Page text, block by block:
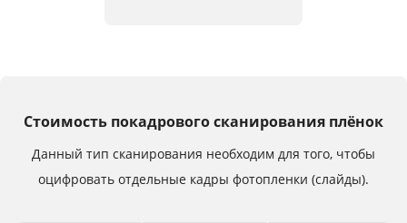
Стоимость покадрового сканирования плёнок
Данный тип сканирования необходим для того, чтобы
оцифровать отдельные кадры фотопленки (слайды).